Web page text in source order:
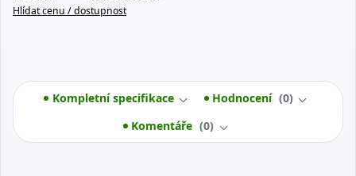
Hlídat cenu / dostupnost
Kompletní specifikace Hodnocení
0
Komentáře
0